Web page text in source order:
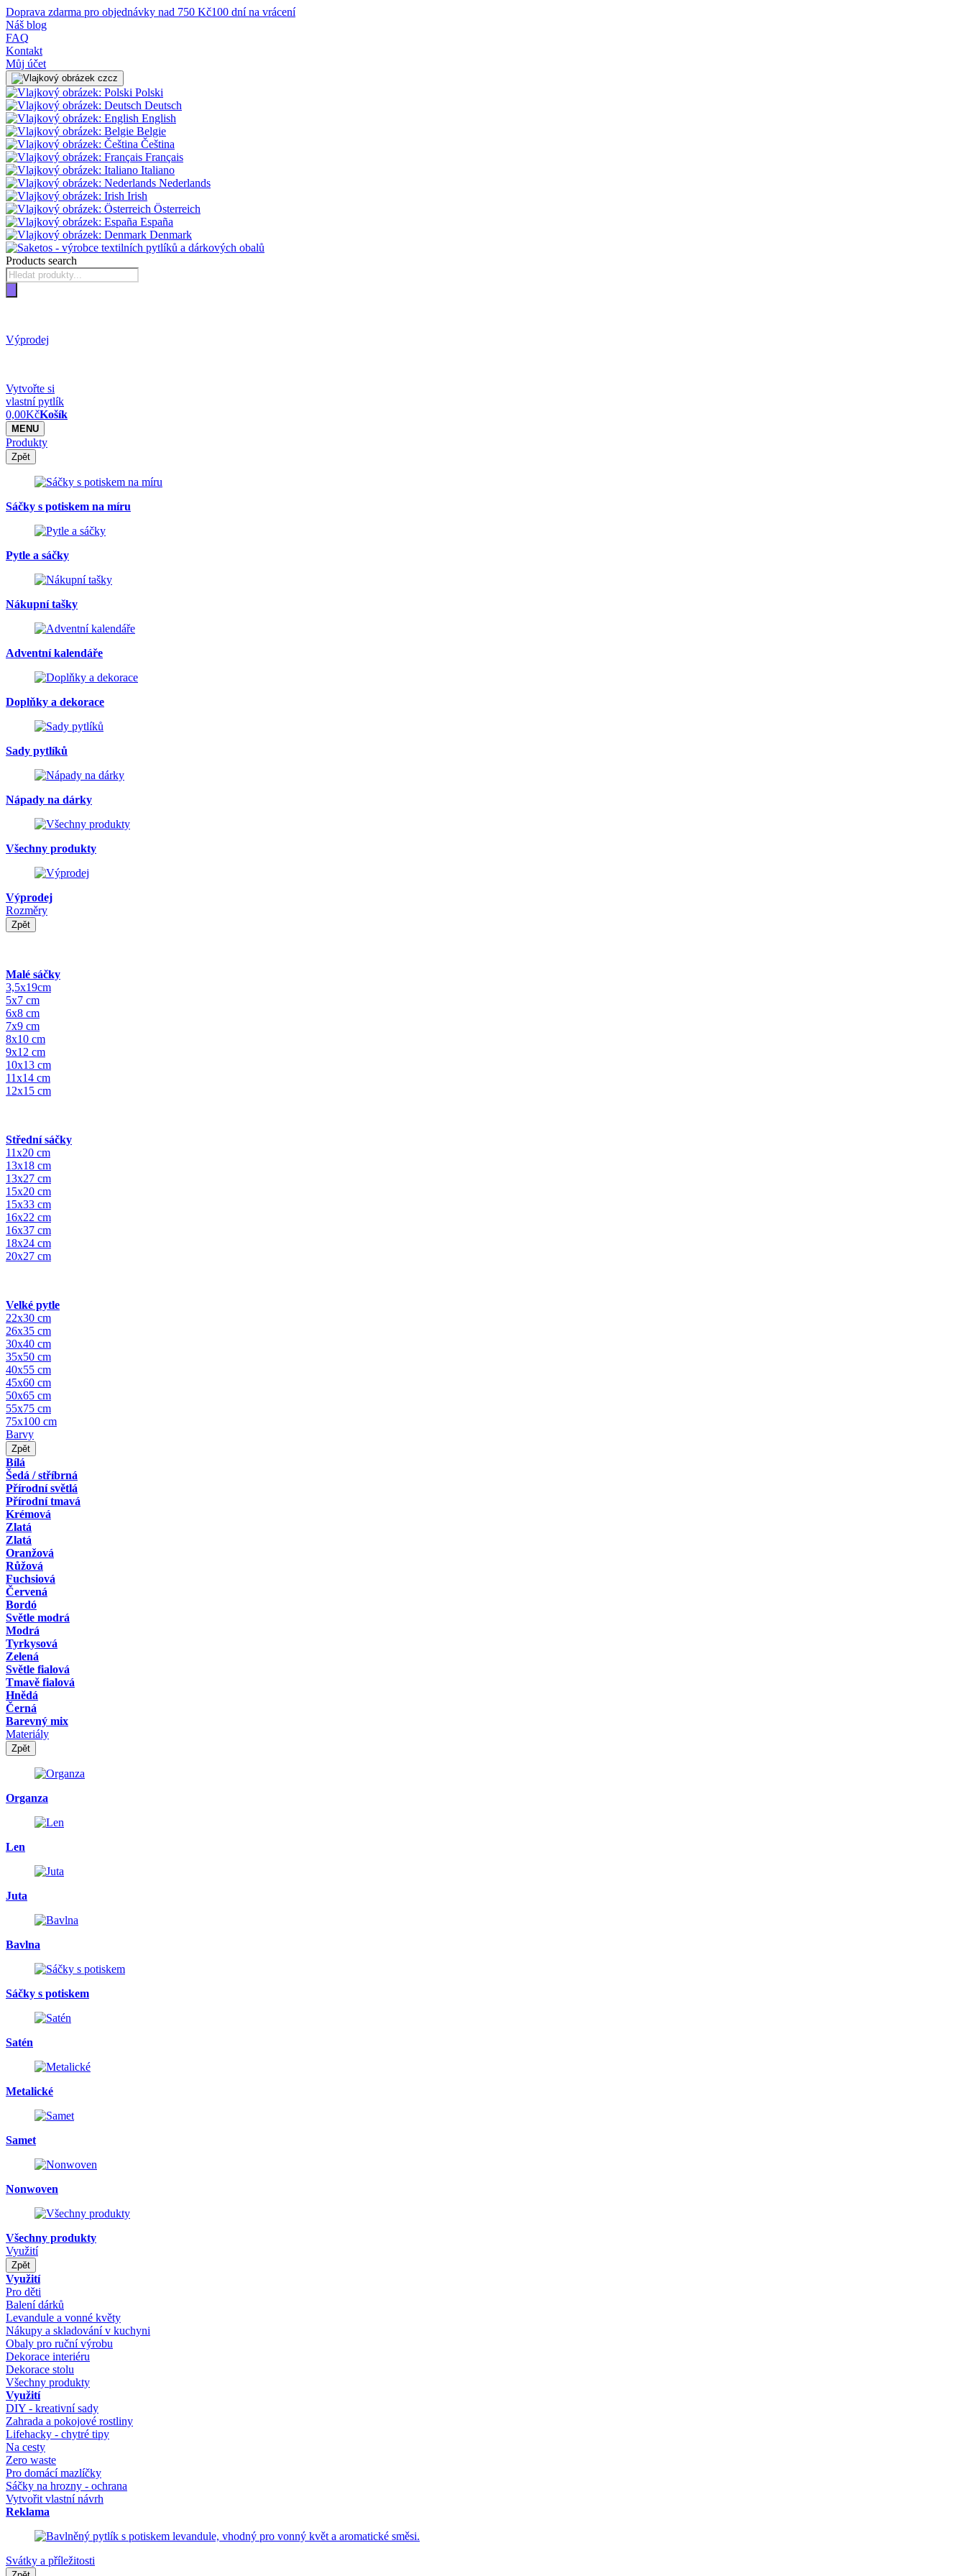
Doprava zdarma pro objednávky nad 750 Kč100 dní na vrácení
Náš blog
FAQ
Kontakt
Můj účet
cz
Polski
Deutsch
English
Belgie
Čeština
Français
Italiano
Nederlands
Irish
Österreich
España
Denmark
Products search
Výprodej
Vytvořte si
vlastní pytlík
0,00KčKošík
MENU
Produkty
Zpět
Sáčky s potiskem na míru
Pytle a sáčky
Nákupní tašky
Adventní kalendáře
Doplňky a dekorace
Sady pytlíků
Nápady na dárky
Všechny produkty
Výprodej
Rozměry
Zpět
Malé sáčky
3,5x19cm
5x7 cm
6x8 cm
7x9 cm
8x10 cm
9x12 cm
10x13 cm
11x14 cm
12x15 cm
Střední sáčky
11x20 cm
13x18 cm
13x27 cm
15x20 cm
15x33 cm
16x22 cm
16x37 cm
18x24 cm
20x27 cm
Velké pytle
22x30 cm
26x35 cm
30x40 cm
35x50 cm
40x55 cm
45x60 cm
50x65 cm
55x75 cm
75x100 cm
Barvy
Zpět
Bílá
Šedá / stříbrná
Přírodní světlá
Přírodní tmavá
Krémová
Zlatá
Zlatá
Oranžová
Růžová
Fuchsiová
Červená
Bordó
Světle modrá
Modrá
Tyrkysová
Zelená
Světle fialová
Tmavě fialová
Hnědá
Černá
Barevný mix
Materiály
Zpět
Organza
Len
Juta
Bavlna
Sáčky s potiskem
Satén
Metalické
Samet
Nonwoven
Všechny produkty
Využití
Zpět
Využití
Pro děti
Balení dárků
Levandule a vonné květy
Nákupy a skladování v kuchyni
Obaly pro ruční výrobu
Dekorace interiéru
Dekorace stolu
Všechny produkty
Využití
DIY - kreativní sady
Zahrada a pokojové rostliny
Lifehacky - chytré tipy
Na cesty
Zero waste
Pro domácí mazlíčky
Sáčky na hrozny - ochrana
Vytvořit vlastní návrh
Reklama
Svátky a příležitosti